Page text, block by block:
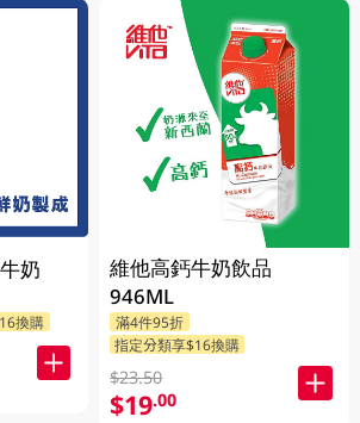
奶
換購
維他高鈣牛奶飲品
946ML
滿4件95折
指定分類享$16換購
$23.50
$19.00